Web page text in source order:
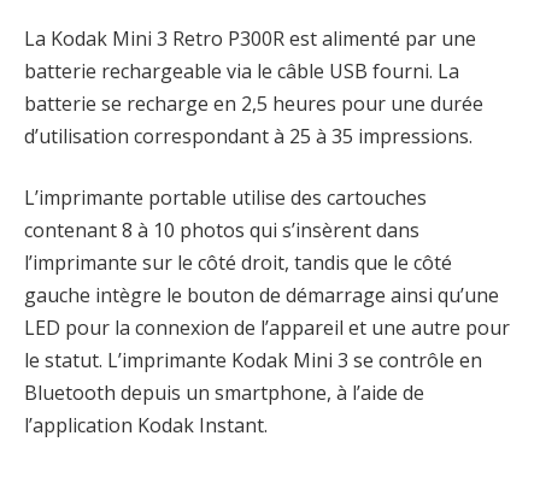
La Kodak Mini 3 Retro P300R est alimenté par une
batterie rechargeable via le câble USB fourni. La
batterie se recharge en 2,5 heures pour une durée
d’utilisation correspondant à 25 à 35 impressions.
L’imprimante portable utilise des cartouches
contenant 8 à 10 photos qui s’insèrent dans
l’imprimante sur le côté droit, tandis que le côté
gauche intègre le bouton de démarrage ainsi qu’une
LED pour la connexion de l’appareil et une autre pour
le statut. L’imprimante Kodak Mini 3 se contrôle en
Bluetooth depuis un smartphone, à l’aide de
l’application Kodak Instant.